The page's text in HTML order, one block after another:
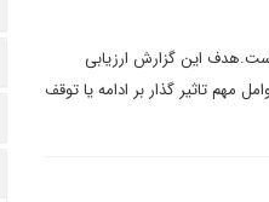
خود را منتشر کرده است.هدف این گزارش ارزیابی
مهم تاثیر گذار بر ادامه یا توقف